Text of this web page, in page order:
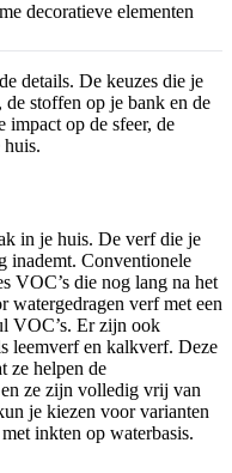
decoratieve elementen
details. De keuzes die je
stoffen op je bank en de
impact op de sfeer, de
huis.
in je huis. De verf die je
inademt. Conventionele
VOC’s die nog lang na het
watergedragen verf met een
VOC’s. Er zijn ook
leemverf en kalkverf. Deze
ze helpen de
ze zijn volledig vrij van
je kiezen voor varianten
inkten op waterbasis.